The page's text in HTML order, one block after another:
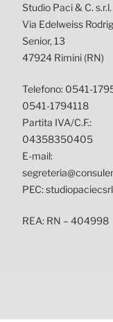
Studio Paci & C. s.r.l.
Via Edelweiss
Senior, 13
47924 Rimini (RN)
Telefono: 0541-
0541-1794118
Partita IVA/C.F.:
04358350405
E-mail:
PEC:
REA: RN – 404998